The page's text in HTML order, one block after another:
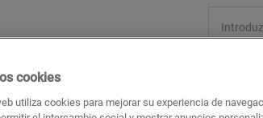
cookies
utiliza cookies para mejorar su experiencia de